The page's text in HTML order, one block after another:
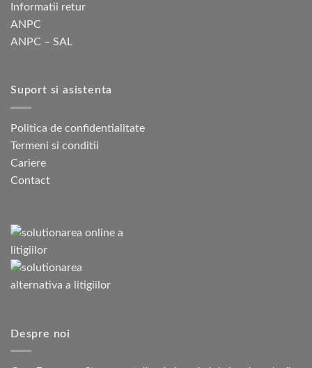
Informatii retur
ANPC
ANPC – SAL
Suport si asistenta
Politica de confidentialitate
Termeni si conditii
Cariere
Contact
Despre noi